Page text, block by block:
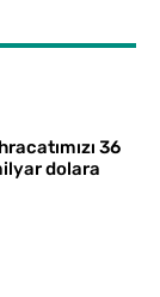
36
dolara